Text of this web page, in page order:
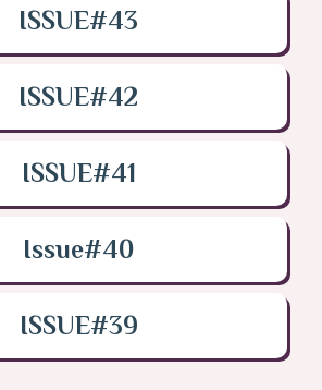
ISSUE#43
ISSUE#42
ISSUE#41
Issue#40
ISSUE#39